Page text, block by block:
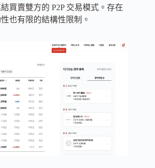
買賣雙方的 P2P 交易模式。存在
也有限的結構性限制。